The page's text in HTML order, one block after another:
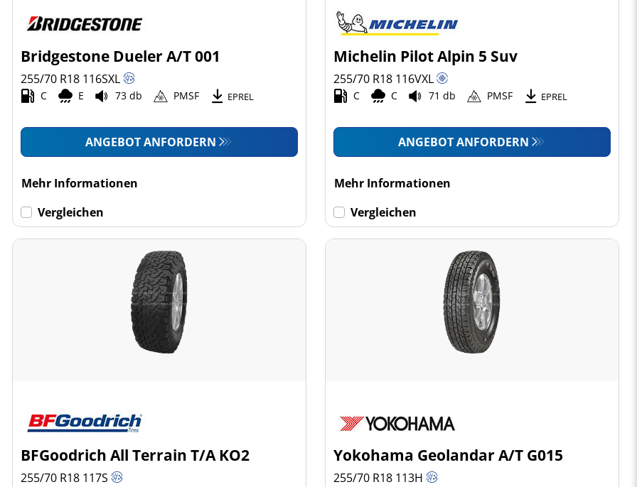
Bridgestone Dueler A/T 001
255/70 R18 116SXL
C E 73 db PMSF EPREL
ANGEBOT ANFORDERN
Mehr Informationen
Vergleichen
Michelin Pilot Alpin 5 Suv
255/70 R18 116VXL
C C 71 db PMSF EPREL
ANGEBOT ANFORDERN
Mehr Informationen
Vergleichen
BFGoodrich All Terrain T/A KO2
255/70 R18 117S
Yokohama Geolandar A/T G015
255/70 R18 113H